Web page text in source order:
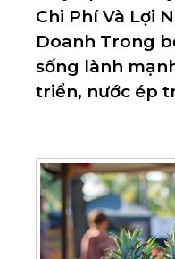
Chi Phí Và Lợi
Doanh Trong
sống lành
triển, nước ép